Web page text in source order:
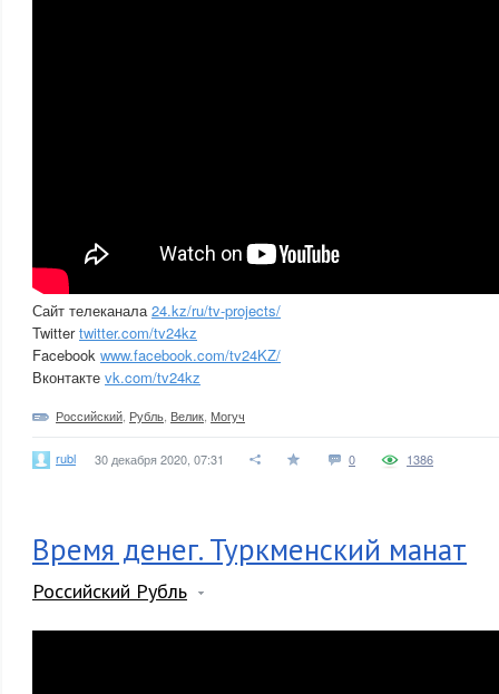
Сайт телеканала24.kz/ru/tv-projects/
Twittertwitter.com/tv24kz
Facebook www.facebook.com/tv24KZ/
Вконтакте vk.com/tv24kz
Российский Рубль Велик Могуч
rubl 30 декабря 2020, 07:31 0 1386
Время денег. Туркменский манат
Российский Рубль